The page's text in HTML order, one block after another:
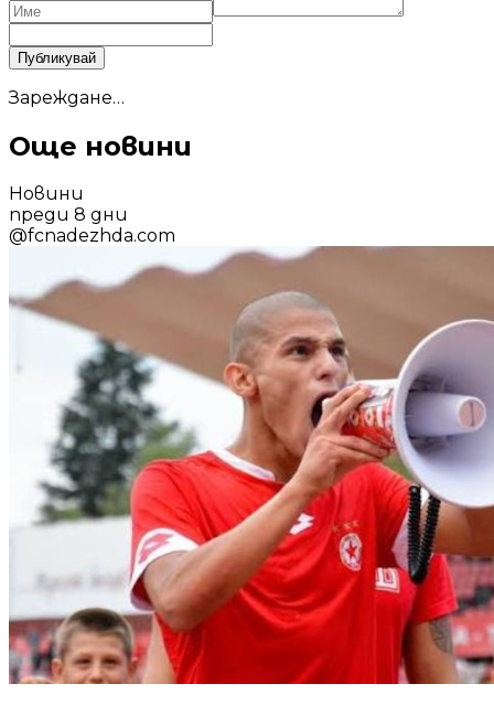
Публикувай
Зареждане…
Още новини
Новини
преди 8 дни
@fcnadezhda.com